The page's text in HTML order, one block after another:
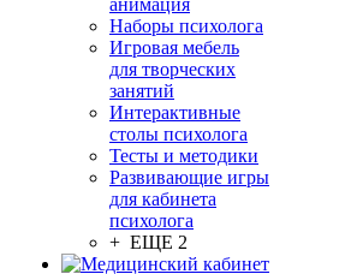
анимация
Наборы психолога
Игровая мебель
для творческих
занятий
Интерактивные
столы психолога
Тесты и методики
Развивающие игры
для кабинета
психолога
+ ЕЩЕ 2